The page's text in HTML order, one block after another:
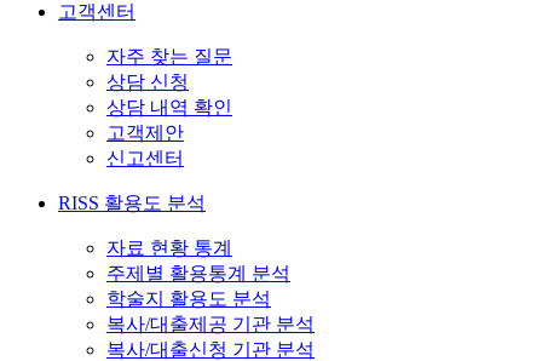
고객센터
자주 찾는 질문
상담 신청
상담 내역 확인
고객제안
신고센터
RISS 활용도 분석
자료 현황 통계
주제별 활용통계 분석
학술지 활용도 분석
복사/대출제공 기관 분석
복사/대출신청 기관 분석